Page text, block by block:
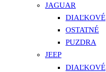
JAGUAR
DIAĽKOVÉ
OSTATNÉ
PUZDRA
JEEP
DIAĽKOVÉ